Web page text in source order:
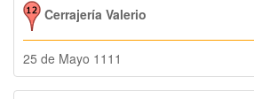
Cerrajería Valerio
25 de Mayo 1111